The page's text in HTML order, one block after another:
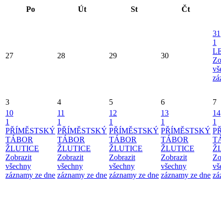
Po Út St Čt
27 28 29 30
31
1
3 4 5 6
7
10
1
PŘÍMĚSTSKÝ
TÁBOR
ŽLUTICE
Zobrazit
všechny
záznamy ze dne
11
1
PŘÍMĚSTSKÝ
TÁBOR
ŽLUTICE
Zobrazit
všechny
záznamy ze dne
12
1
PŘÍMĚSTSKÝ
TÁBOR
ŽLUTICE
Zobrazit
všechny
záznamy ze dne
13
1
PŘÍMĚSTSKÝ
TÁBOR
ŽLUTICE
Zobrazit
všechny
záznamy ze dne
14
1